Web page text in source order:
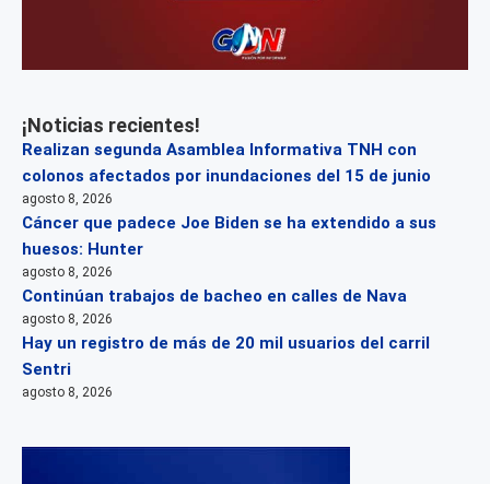
¡Noticias recientes!
Realizan segunda Asamblea Informativa TNH con
colonos afectados por inundaciones del 15 de junio
agosto 8, 2026
Cáncer que padece Joe Biden se ha extendido a sus
huesos: Hunter
agosto 8, 2026
Continúan trabajos de bacheo en calles de Nava
agosto 8, 2026
Hay un registro de más de 20 mil usuarios del carril
Sentri
agosto 8, 2026